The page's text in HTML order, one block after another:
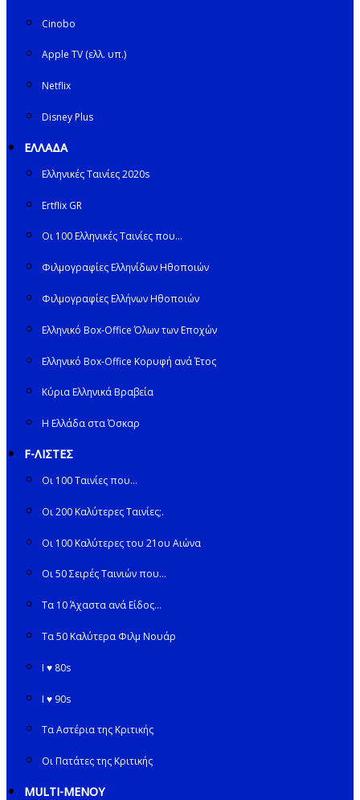
Cinobo
Apple TV (ελλ. υπ.)
Netflix
Disney Plus
ΕΛΛΑΔΑ
Ελληνικές Ταινίες 2020s
Ertflix GR
Οι 100 Ελληνικές Ταινίες που…
Φιλμογραφίες Ελληνίδων Ηθοποιών
Φιλμογραφίες Ελλήνων Ηθοποιών
Ελληνικό Box-Office Όλων των Εποχών
Ελληνικό Box-Office Κορυφή ανά Έτος
Κύρια Ελληνικά Βραβεία
Η Ελλάδα στα Όσκαρ
F-ΛΙΣΤΕΣ
Οι 100 Ταινίες που…
Οι 200 Καλύτερες Ταινίες;.
Οι 100 Καλύτερες του 21ου Αιώνα
Οι 50 Σειρές Ταινιών που…
Τα 10 Άχαστα ανά Είδος…
Τα 50 Καλύτερα Φιλμ Νουάρ
I ♥ 80s
I ♥ 90s
Τα Αστέρια της Κριτικής
Οι Πατάτες της Κριτικής
MULTI-ΜΕΝΟΥ